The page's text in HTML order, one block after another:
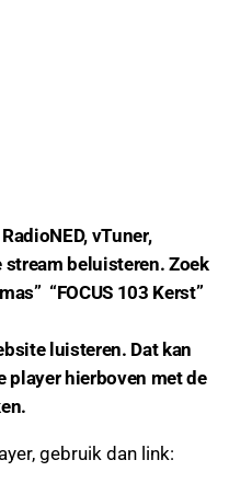
vTuner,
stream beluisteren. Zoek
“FOCUS 103 Kerst”
luisteren. Dat kan
player hierboven met de
gebruik dan link: